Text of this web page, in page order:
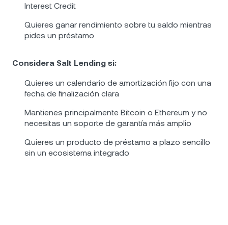
Interest Credit
Quieres ganar rendimiento sobre tu saldo mientras
pides un préstamo
Considera Salt Lending si:
Quieres un calendario de amortización fijo con una
fecha de finalización clara
Mantienes principalmente Bitcoin o Ethereum y no
necesitas un soporte de garantía más amplio
Quieres un producto de préstamo a plazo sencillo
sin un ecosistema integrado